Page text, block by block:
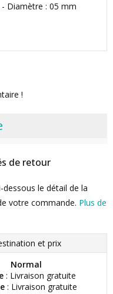
- Diamètre : 05 mm
!
de retour
dessous le détail de la
votre commande. Plus de
et prix
Normal
: Livraison gratuite
: Livraison gratuite